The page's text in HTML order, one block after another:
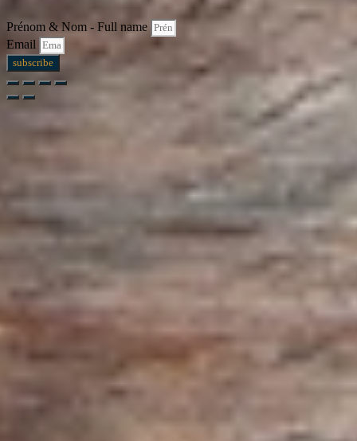
Prénom & Nom - Full name
Email
subscribe